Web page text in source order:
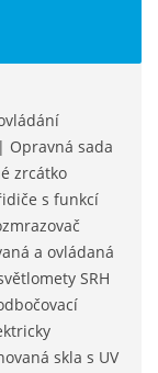
Opravná sada
zrcátko
s funkcí
a ovládaná
SRH
skla s UV